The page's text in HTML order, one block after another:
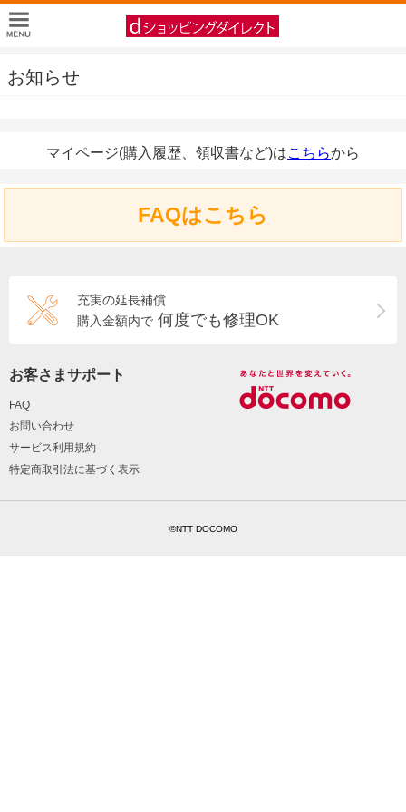
お知らせ
マイページ(購入履歴、領収書など)はこちらから
FAQはこちら
充実の延長補償
購入金額内で 何度でも修理OK
お客さまサポート
FAQ
お問い合わせ
サービス利用規約
特定商取引法に基づく表示
©NTT DOCOMO